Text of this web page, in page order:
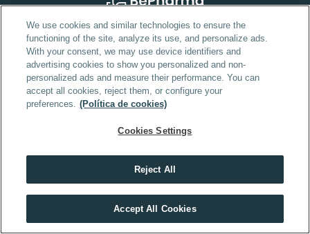
Máster en Industria Farmacéutica
Máster en Cosmética y Dermofarmacia
Máster en MSL y Medical Advisor
Programa de Especialización en Industria Farmacéutica
Programa de Especialización en Cosmética y Dermofarmacia
MBA Pharma & Health
Máster en IA Industria Farmacéutica
Formulación Cosmética Avanzada y Desarrollo de Producto
Digitalización, Robótica e IA en la Oficina de Farmacia
DAM (Desarrollo de Aplicaciones Multiplataforma) online
DAW (Desarrollo de Aplicaciones Web) online
SMR (Sistemas Microinformáticos y Redes) online
HACER TEST
We use cookies and similar technologies to ensure the
functioning of the site, analyze its use, and personalize ads.
With your consent, we may use device identifiers and
advertising cookies to show you personalized and non-
personalized ads and measure their performance. You can
accept all cookies, reject them, or configure your
preferences. (Política de cookies)
Cookies Settings
Reject All
Accept All Cookies